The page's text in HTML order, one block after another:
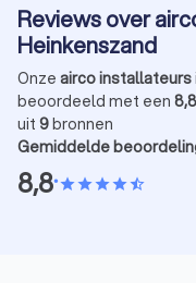
Reviews over
Heinkenszand
Onze airco installateurs
beoordeeld met een 8,8
uit 9bronnen
Gemiddelde
8,8•starstarstarstarstar_half